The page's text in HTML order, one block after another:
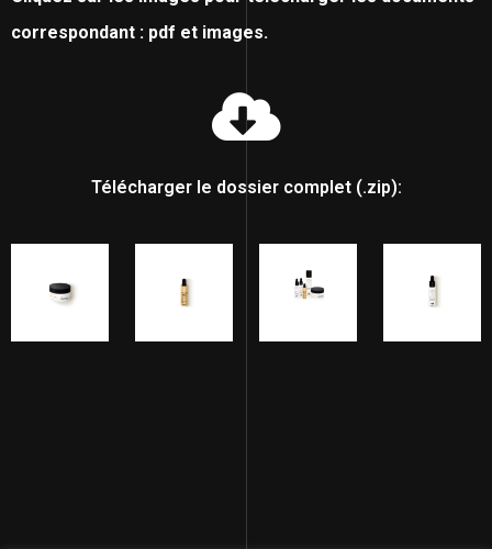
correspondant : pdf et images.
Télécharger le dossier complet (.zip):